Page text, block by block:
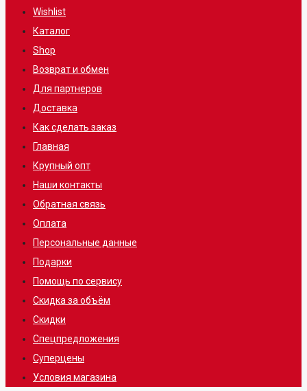
Wishlist
Каталог
Shop
Возврат и обмен
Для партнеров
Доставка
Как сделать заказ
Главная
Крупный опт
Наши контакты
Обратная связь
Оплата
Персональные данные
Подарки
Помощь по сервису
Скидка за объём
Скидки
Спецпредложения
Суперцены
Условия магазина